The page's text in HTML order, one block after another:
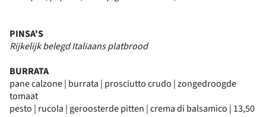
PINSA'S
Rijkelijk belegd Italiaans platbrood
BURRATA
pane calzone | burrata | prosciutto crudo | zongedroogde
tomaat
pesto | rucola | geroosterde pitten | crema di balsamico | 13,50